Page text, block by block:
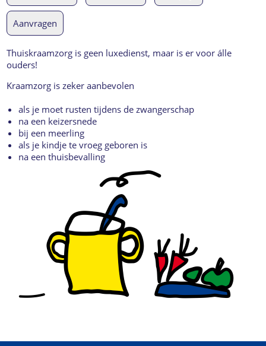
Aanvragen
Thuiskraamzorg is geen luxedienst, maar is er voor álle
ouders!
Kraamzorg is zeker aanbevolen
als je moet rusten tijdens de zwangerschap
na een keizersnede
bij een meerling
als je kindje te vroeg geboren is
na een thuisbevalling